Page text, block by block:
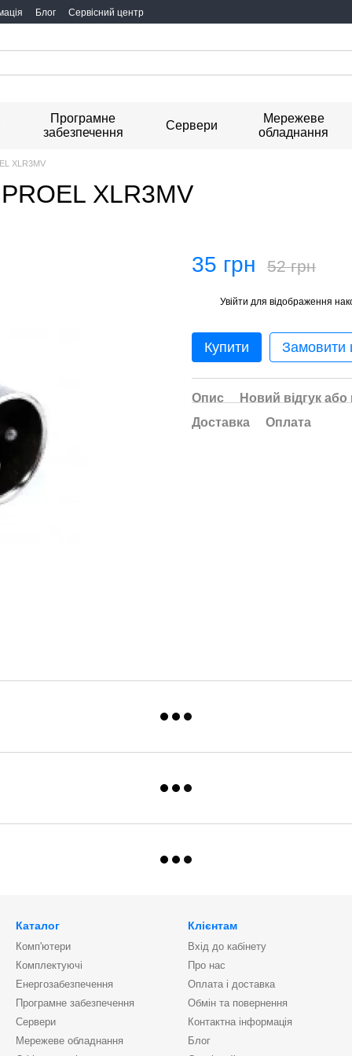
Блог Сервісний центр
Програмне
забезпечення
Сервери
Мережеве
обладнання
XLR3MV
XLR3MV
35 грн 52 грн
Увійти для відображення
Купити Замовити
Опис
Новий відгук
Доставка
Оплата
Каталог
Комп'ютери
Комплектуючі
Енергозабезпечення
Програмне забезпечення
Сервери
Мережеве обладнання
Клієнтам
Вхід до кабінету
Про нас
Оплата і доставка
Обмін та повернення
Контактна інформація
Блог